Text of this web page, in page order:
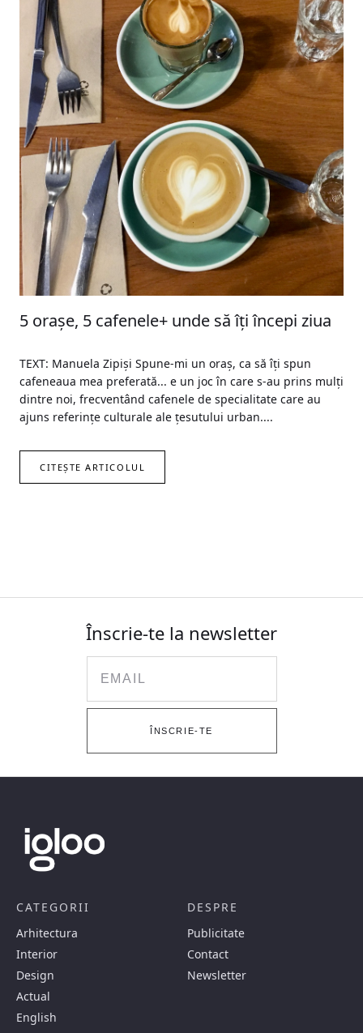
5 orașe, 5 cafenele+ unde să îți începi ziua
TEXT: Manuela Zipiși Spune-mi un oraș, ca să îți spun
cafeneaua mea preferată... e un joc în care s-au prins mulți
dintre noi, frecventând cafenele de specialitate care au
ajuns referințe culturale ale țesutului urban....
CITEȘTE ARTICOLUL
Înscrie-te la newsletter
ÎNSCRIE-TE
CATEGORII
Arhitectura
Interior
Design
Actual
English
DESPRE
Publicitate
Contact
Newsletter